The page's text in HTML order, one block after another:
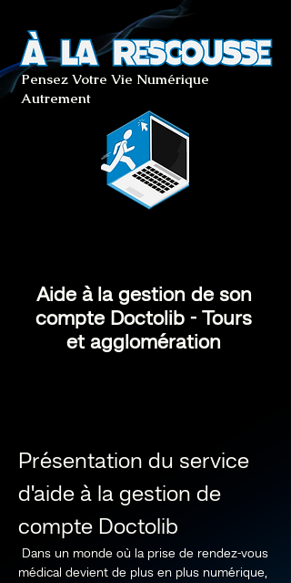
Pensez Votre Vie Numérique
Autrement
Aide à la gestion de son
compte Doctolib - Tours
et agglomération
Présentation du service
d'aide à la gestion de
compte Doctolib
médical devient de plus en plus numérique,